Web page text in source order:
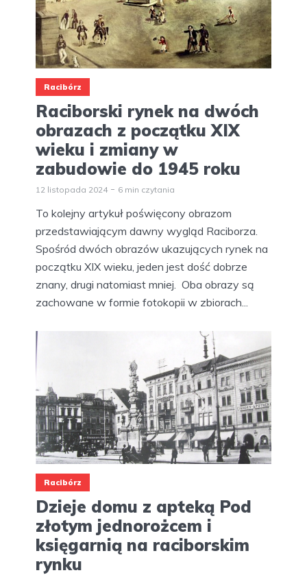
Racibórz
Raciborski rynek na dwóch
obrazach z początku XIX
wieku i zmiany w
zabudowie do 1945 roku
12 listopada 2024 6 min czytania
To kolejny artykuł poświęcony obrazom
przedstawiającym dawny wygląd Raciborza.
Spośród dwóch obrazów ukazujących rynek na
początku XIX wieku, jeden jest dość dobrze
znany, drugi natomiast mniej. Oba obrazy są
zachowane w formie fotokopii w zbiorach...
Racibórz
Dzieje domu z apteką Pod
złotym jednorożcem i
księgarnią na raciborskim
rynku